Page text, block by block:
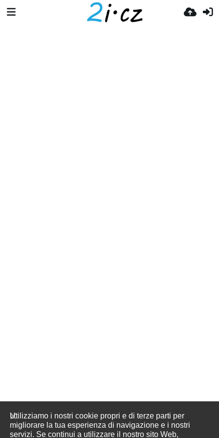
Utilizziamo i nostri cookie propri e di terze parti per
migliorare la tua esperienza di navigazione e i nostri
servizi. Se continui a utilizzare il nostro sito Web,